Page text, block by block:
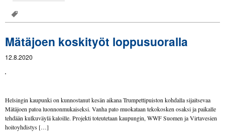
Mätäjoen koskityöt loppusuoralla
12.8.2020
Helsingin kaupunki on kunnostanut kesän aikana Trumpettipuiston kohdalla sijaitsevaa
Mätäjoen patoa luonnonmukaiseksi. Vanha pato muokataan tekokosken osaksi ja paikalle
tehdään kulkuväylä kaloille. Projekti toteutetaan kaupungin, WWF Suomen ja Virtavesien
hoitoyhdistys […]